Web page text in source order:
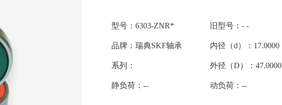
型号：6303-ZNR* 旧型号：- -
品牌：瑞典SKF轴承 内径（d）：17.0000
系列： 外径（D）：47.0000
静负荷：-- 动负荷：--